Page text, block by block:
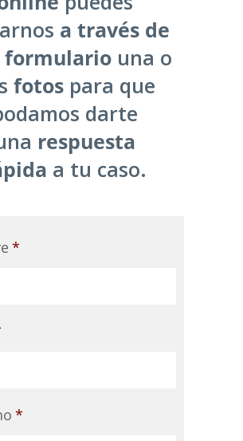
a través de
formulario una o
fotospara que
darte
respuesta
a tu caso.
*
*